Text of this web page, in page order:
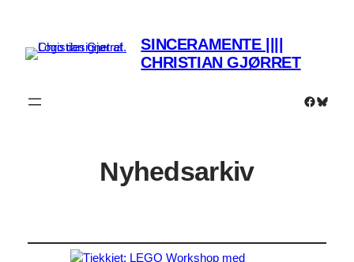
SINCERAMENTE ||||
CHRISTIAN GJØRRET
Nyhedsarkiv